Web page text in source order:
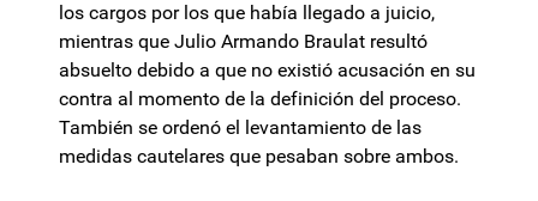
los cargos por los que había llegado a juicio,
mientras que Julio Armando Braulat resultó
absuelto debido a que no existió acusación en su
contra al momento de la definición del proceso.
También se ordenó el levantamiento de las
medidas cautelares que pesaban sobre ambos.